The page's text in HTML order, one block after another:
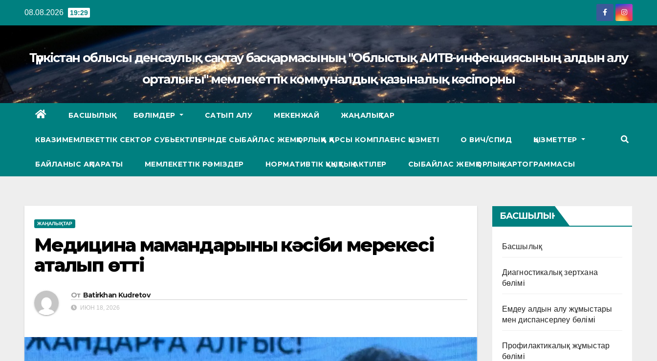
08.08.2026 19:29
Түркістан облысы денсаулық сақтау басқармасының "Облыстық АИТВ-инфекциясының алдын алу
орталығы" мемлекеттік коммуналдық қазыналық кәсіпорны
БАСШЫЛЫҚ БӨЛІМДЕР САТЫП АЛУ МЕКЕНЖАЙ ЖАҢАЛЫҚТАР
КВАЗИМЕМЛЕКЕТТІК СЕКТОР СУБЬЕКТІЛЕРІНДЕ СЫБАЙЛАС ЖЕМҚОРЛЫҚҚА ҚАРСЫ КОМПЛАЕНС ҚЫЗМЕТІ О ВИЧ/СПИД ҚЫЗМЕТТЕР
БАЙЛАНЫС АҚПАРАТЫ МЕМЛЕКЕТТІК РӘМІЗДЕР НОРМАТИВТІК ҚҰҚЫҚТЫҚ АКТІЛЕР СЫБАЙЛАС ЖЕМҚОРЛЫҚ КАРТОГРАММАСЫ
ЖАҢАЛЫҚТАР
Медицина мамандарының кәсіби мерекесі
аталып өтті
От Batirkhan Kudretov
ИЮН 18, 2026
БАСШЫЛЫҚ
Басшылық
Диагностикалық зертхана
бөлімі
Емдеу алдын алу жұмыстары
мен диспансерлеу бөлімі
Профилактикалық жұмыстар
бөлімі